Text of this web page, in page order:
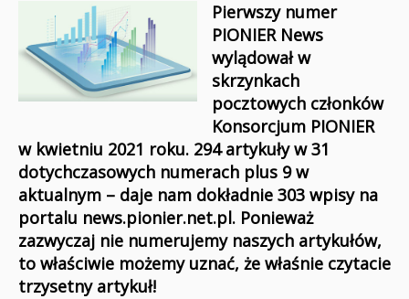
Pierwszy numer
PIONIER News
wylądował w
skrzynkach
pocztowych członków
Konsorcjum PIONIER
w kwietniu 2021 roku. 294 artykuły w 31
dotychczasowych numerach plus 9 w
aktualnym – daje nam dokładnie 303 wpisy na
portalu news.pionier.net.pl. Ponieważ
zazwyczaj nie numerujemy naszych artykułów,
to właściwie możemy uznać, że właśnie czytacie
trzysetny artykuł!